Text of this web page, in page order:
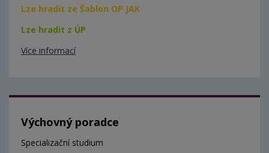
Lze hradit ze Šablon OP JAK
Lze hradit z ÚP
Více informací
Výchovný poradce
Specializační studium